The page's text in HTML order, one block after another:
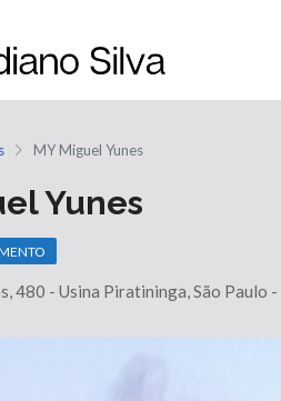
MY Miguel Yunes
Yunes
480 - Usina Piratininga, São Paulo